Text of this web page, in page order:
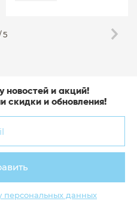
5
новостей и акций!
скидки и обновления!
персональных данных